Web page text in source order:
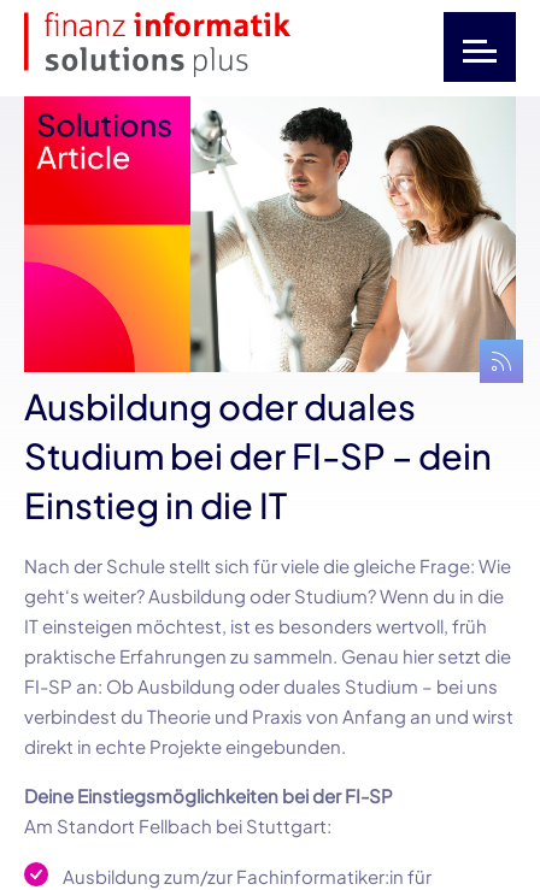
Ausbildung oder duales
Studium bei der FI-SP – dein
Einstieg in die IT
Nach der Schule stellt sich für viele die gleiche Frage: Wie
geht‘s weiter? Ausbildung oder Studium? Wenn du in die
IT einsteigen möchtest, ist es besonders wertvoll, früh
praktische Erfahrungen zu sammeln. Genau hier setzt die
FI-SP an: Ob Ausbildung oder duales Studium – bei uns
verbindest du Theorie und Praxis von Anfang an und wirst
direkt in echte Projekte eingebunden.
Deine Einstiegsmöglichkeiten bei der FI-SP
Am Standort Fellbach bei Stuttgart:
Ausbildung zum/zur Fachinformatiker:in für